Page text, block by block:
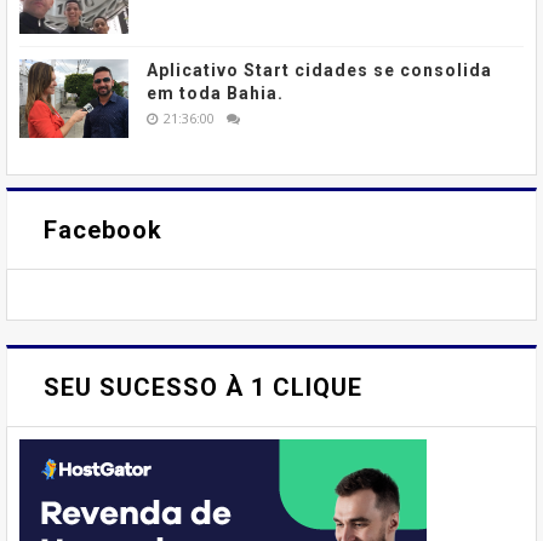
Aplicativo Start cidades se consolida
em toda Bahia.
21:36:00
Facebook
SEU SUCESSO À 1 CLIQUE